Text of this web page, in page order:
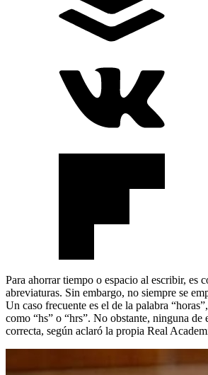
Para ahorrar tiempo o espacio al escribir, es
abreviaturas. Sin embargo, no siempre se
Un caso frecuente es el de la palabra
como “hs” o “hrs”. No obstante, ninguna de
correcta, según aclaró la propia Real